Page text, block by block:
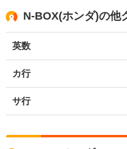
N-BOX(ホンダ)の他
英数
カ行
サ行